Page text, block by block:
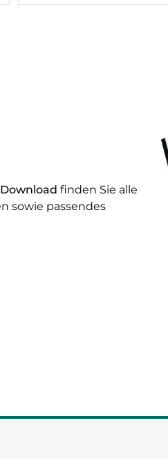
finden Sie alle
sowie passendes